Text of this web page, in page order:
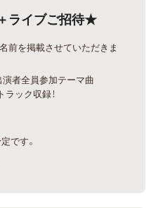
ライブご招待★
前を掲載させていただきま
者全員参加テーマ曲
ラック収録！
です。